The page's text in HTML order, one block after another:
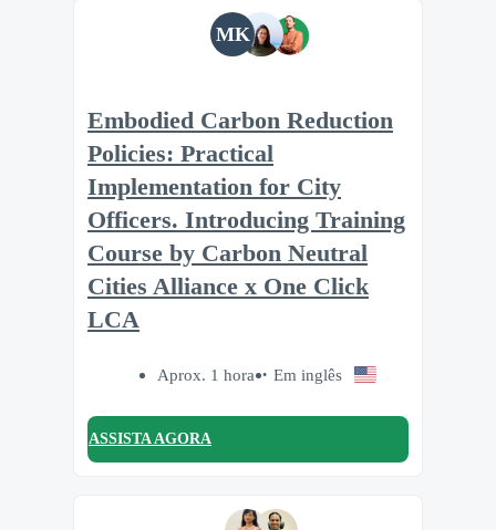
MK
Embodied Carbon Reduction
Policies: Practical
Implementation for City
Officers. Introducing Training
Course by Carbon Neutral
Cities Alliance x One Click
LCA
Aprox. 1 hora Em inglês
ASSISTA AGORA